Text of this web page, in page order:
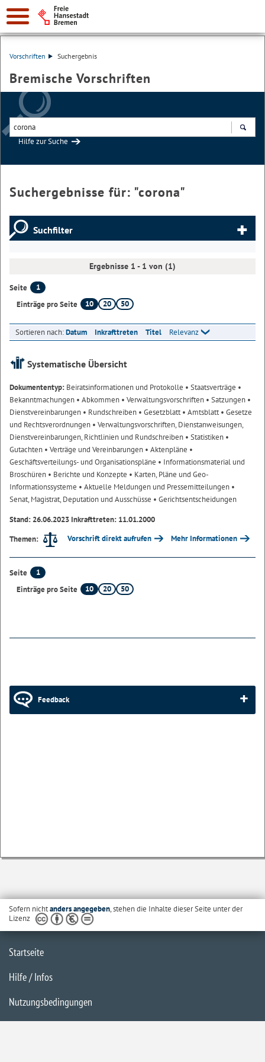
Vorschriften Suchergebnis
Bremische Vorschriften
Hilfe zur Suche
Suchergebnisse für: "corona"
Suchfilter
Ergebnisse 1 - 1 von (1)
Seite
1
Einträge pro Seite
10 20 50
Sortieren nach:Datum Inkrafttreten Titel Relevanz
Systematische Übersicht
Dokumententyp: Beiratsinformationen und Protokolle • Staatsverträge •
Bekanntmachungen • Abkommen • Verwaltungsvorschriften • Satzungen •
Dienstvereinbarungen • Rundschreiben • Gesetzblatt• Amtsblatt• Gesetze
und Rechtsverordnungen • Verwaltungsvorschriften, Dienstanweisungen,
Dienstvereinbarungen, Richtlinien und Rundschreiben • Statistiken •
Gutachten • Verträge und Vereinbarungen • Aktenpläne •
Geschäftsverteilungs- und Organisationspläne • Informationsmaterial und
Broschüren • Berichte und Konzepte • Karten, Pläne und Geo-
Informationssysteme • Aktuelle Meldungen und Pressemitteilungen •
Senat, Magistrat, Deputation und Ausschüsse • Gerichtsentscheidungen
Stand: 26.06.2023 Inkrafttreten: 11.01.2000
Themen:
Vorschrift direkt aufrufen Mehr Informationen
Seite
1
Einträge pro Seite
10 20 50
Feedback
Sofern nichtanders angegeben, stehen die Inhalte dieser Seite unter der
Lizenz
Startseite
Hilfe / Infos
Nutzungsbedingungen